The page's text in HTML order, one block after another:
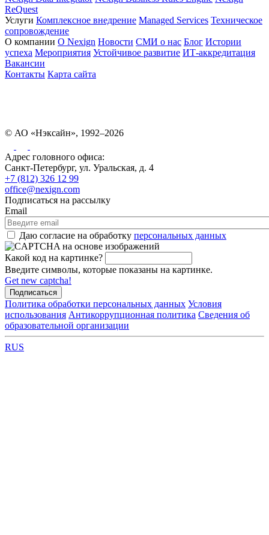
ReQuest
Услуги Комплексное внедрение Managed Services Техническое
сопровождение
О компании О Nexign Новости СМИ о нас Блог Истории
успеха Мероприятия Устойчивое развитие ИТ-аккредитация
Вакансии
Контакты Карта сайта
© АО «Нэксайн», 1992–2026
Адрес головного офиса:
Санкт-Петербург, ул. Уральская, д. 4
+7 (812) 326 12 99
office@nexign.com
Подписаться на рассылку
Email
Даю согласие на обработку персональных данных
Какой код на картинке?
Введите символы, которые показаны на картинке.
Get new captcha!
Политика обработки персональных данных Условия
использования Антикоррупционная политика Сведения об
образовательной организации
RUS